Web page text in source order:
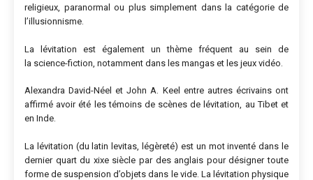
religieux, paranormal ou plus simplement dans la catégorie de
l’illusionnisme.
La lévitation est également un thème fréquent au sein de
la science-fiction, notamment dans les mangas et les jeux vidéo.
Alexandra David-Néel et John A. Keel entre autres écrivains ont
affirmé avoir été les témoins de scènes de lévitation, au Tibet et
en Inde.
La lévitation (du latin levitas, légèreté) est un mot inventé dans le
dernier quart du xixe siècle par des anglais pour désigner toute
forme de suspension d’objets dans le vide. La lévitation physique